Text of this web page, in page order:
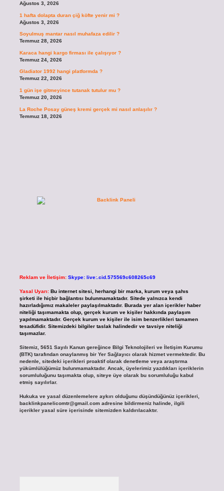
Ağustos 3, 2026
1 hafta dolapta duran çiğ köfte yenir mi ?
Ağustos 3, 2026
Soyulmuş mantar nasıl muhafaza edilir ?
Temmuz 28, 2026
Karaca hangi kargo firması ile çalışıyor ?
Temmuz 24, 2026
Gladiator 1992 hangi platformda ?
Temmuz 22, 2026
1 gün işe gitmeyince tutanak tutulur mu ?
Temmuz 20, 2026
La Roche Posay güneş kremi gerçek mi nasıl anlaşılır ?
Temmuz 18, 2026
Reklam ve İletişim: Skype: live:.cid.575569c608265c69
Yasal Uyarı: Bu internet sitesi, herhangi bir marka, kurum veya şahıs
şirketi ile hiçbir bağlantısı bulunmamaktadır. Sitede yalnızca kendi
hazırladığımız makaleler paylaşılmaktadır. Burada yer alan içerikler haber
niteliği taşımamakta olup, gerçek kurum ve kişiler hakkında paylaşım
yapılmamaktadır. Gerçek kurum ve kişiler ile isim benzerlikleri tamamen
tesadüfidir. Sitemizdeki bilgiler taslak halindedir ve tavsiye niteliği
taşımazlar.
Sitemiz, 5651 Sayılı Kanun gereğince Bilgi Teknolojileri ve İletişim Kurumu
(BTK) tarafından onaylanmış bir Yer Sağlayıcı olarak hizmet vermektedir. Bu
nedenle, sitedeki içerikleri proaktif olarak denetleme veya araştırma
yükümlülüğümüz bulunmamaktadır. Ancak, üyelerimiz yazdıkları içeriklerin
sorumluluğunu taşımakta olup, siteye üye olarak bu sorumluluğu kabul
etmiş sayılırlar.
Hukuka ve yasal düzenlemelere aykırı olduğunu düşündüğünüz içerikleri,
backlinkpanelicomtr@gmail.comadresine bildirmeniz halinde, ilgili
içerikler yasal süre içerisinde sitemizden kaldırılacaktır.